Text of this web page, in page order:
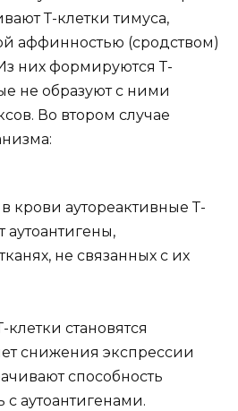
Т-клетки тимуса,
аффинностью (сродством)
них формируются Т-
не образуют с ними
Во втором случае
крови аутореактивные Т-
аутоантигены,
не связанных с их
становятся
снижения экспрессии
способность
с аутоантигенами.